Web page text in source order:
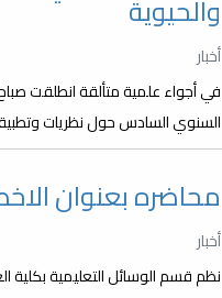
والحيوية
أخبار
السنوي السادس حول نظريات
محاضره بعنوان
أخبار
نظم قسم الوسائل التعليمية بكلية